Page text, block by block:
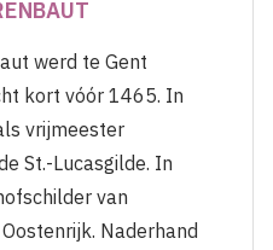
werd te Gent
kort vóór 1465. In
vrijmeester
St.-Lucasgilde. In
van
Naderhand